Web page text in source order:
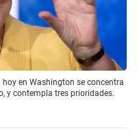
en Washington se concentra
y contempla tres prioridades.